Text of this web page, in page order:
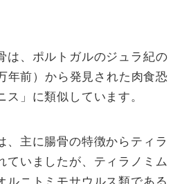
は、ポルトガルのジュラ紀の
年前）から発見された肉食恐
」に類似しています。
、主に腸骨の特徴からティラ
ていましたが、ティラノミム
ルニトミモサウルス類である